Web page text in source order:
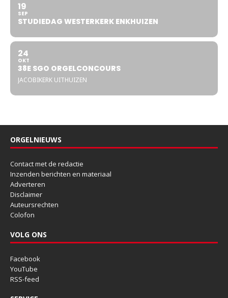
19
SEP
STUDIEDAG WESTERKERK ENKHUIZEN
24
OKT
38E SGO ORGELCONCOURS
JACOBIKERK UITHUIZEN
ORGELNIEUWS
Contact met de redactie
Inzenden berichten en materiaal
Adverteren
Disclaimer
Auteursrechten
Colofon
VOLG ONS
Facebook
YouTube
RSS-feed